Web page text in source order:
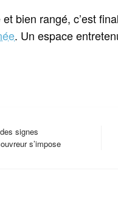
bien rangé, c’est
. Un espace
signes
s’impose